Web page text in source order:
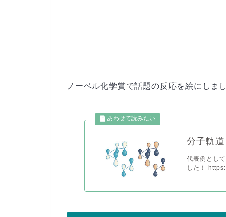
ノーベル化学賞で話題の反応を絵にしま
分子軌道
代表例とし
した！